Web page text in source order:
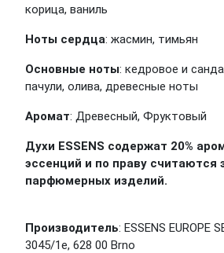
корица, ваниль
Ноты сердца: жасмин, тимьян
Основные ноты: кедровое и
пачули, олива, древесные ноты
Аромат: Древесный, Фруктовый
Духи ESSENS содержат 20%
эссенций и по праву считаются
парфюмерных изделий.
Производитель: ESSENS EUROPE
3045/1e, 628 00 Brno